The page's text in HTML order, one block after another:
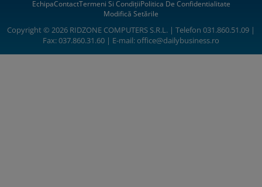
EchipaContactTermeni Si CondițiiPolitica De Confidentialitate
Modifică Setările
Copyright © 2026 RIDZONE COMPUTERS S.R.L. | Telefon 031.860.51.09 |
Fax: 037.860.31.60 | E-mail:office@dailybusiness.ro